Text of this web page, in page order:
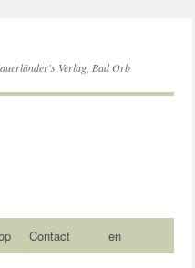
Verlag, Bad Orb
Contact en